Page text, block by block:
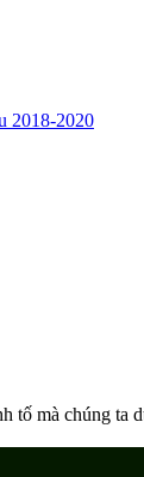
2018-2020
tố mà chúng